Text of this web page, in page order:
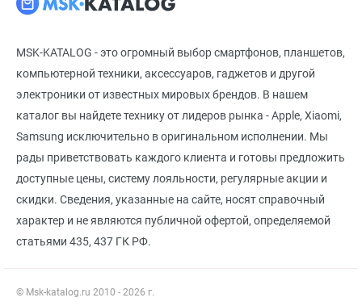
MSK-KATALOG - это огромный выбор смартфонов, планшетов,
компьютерной техники, аксессуаров, гаджетов и другой
электроники от известных мировых брендов. В нашем
каталог вы найдете технику от лидеров рынка - Apple, Xiaomi,
Samsung исключительно в оригинальном исполнении. Мы
рады приветствовать каждого клиента и готовы предложить
доступные цены, систему лояльности, регулярные акции и
скидки. Сведения, указанные на сайте, носят справочный
характер и не являются публичной офертой, определяемой
статьями 435, 437 ГК РФ.
© Msk-katalog.ru 2010 - 2026 г.